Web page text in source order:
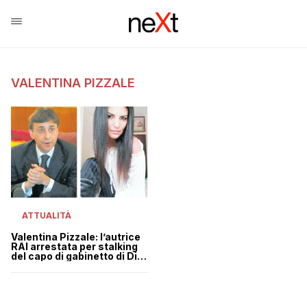
VALENTINA PIZZALE
ATTUALITÀ
Valentina Pizzale: l’autrice
RAI arrestata per stalking
del capo di gabinetto di Di